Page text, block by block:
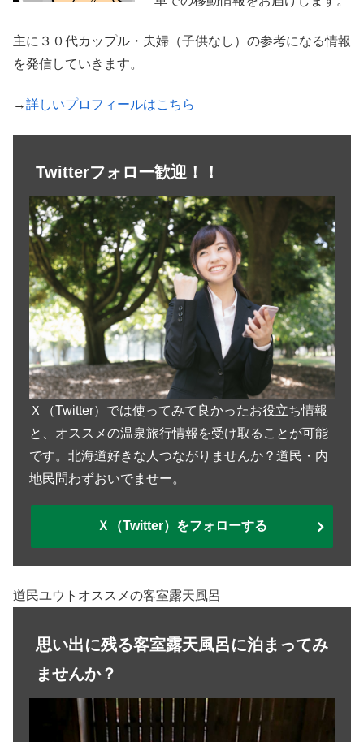
主に３０代カップル・夫婦（子供なし）の参考になる情報
を発信していきます。
→詳しいプロフィールはこちら
Twitterフォロー歓迎！！
Ｘ（Twitter）では使ってみて良かったお役立ち情報
と、オススメの温泉旅行情報を受け取ることが可能
です。北海道好きな人つながりませんか？道民・内
地民問わずおいでませー。
Ｘ（Twitter）をフォローする
道民ユウトオススメの客室露天風呂
思い出に残る客室露天風呂に泊まってみ
ませんか？